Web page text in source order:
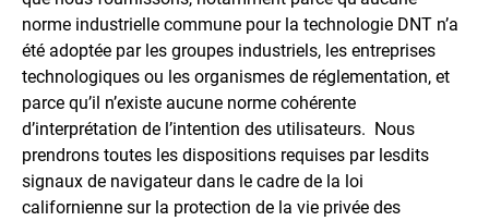
norme industrielle commune pour la technologie DNT n’a
été adoptée par les groupes industriels, les entreprises
technologiques ou les organismes de réglementation, et
parce qu’il n’existe aucune norme cohérente
d’interprétation de l’intention des utilisateurs. Nous
prendrons toutes les dispositions requises par lesdits
signaux de navigateur dans le cadre de la loi
californienne sur la protection de la vie privée des